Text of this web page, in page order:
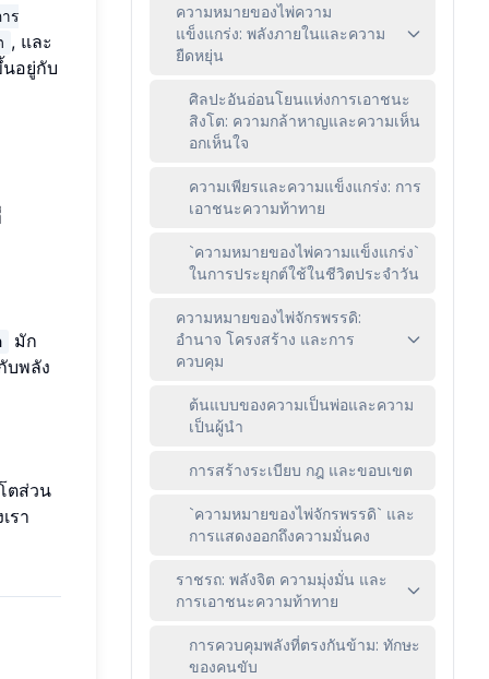
ร
, และ
อยู่กับ
มัก
บพลัง
ตส่วน
รา
ความหมายของไพ่ความ
แข็งแกร่ง: พลังภายในและความ
ยืดหยุ่น
ศิลปะอันอ่อนโยนแห่งการเอาชนะ
สิงโต: ความกล้าหาญและความเห็น
อกเห็นใจ
ความเพียรและความแข็งแกร่ง: การ
เอาชนะความท้าทาย
`ความหมายของไพ่ความแข็งแกร่ง`
ในการประยุกต์ใช้ในชีวิตประจำวัน
ความหมายของไพ่จักรพรรดิ:
อำนาจ โครงสร้าง และการ
ควบคุม
ต้นแบบของความเป็นพ่อและความ
เป็นผู้นำ
การสร้างระเบียบ กฎ และขอบเขต
`ความหมายของไพ่จักรพรรดิ` และ
การแสดงออกถึงความมั่นคง
ราชรถ: พลังจิต ความมุ่งมั่น และ
การเอาชนะความท้าทาย
การควบคุมพลังที่ตรงกันข้าม: ทักษะ
ของคนขับ